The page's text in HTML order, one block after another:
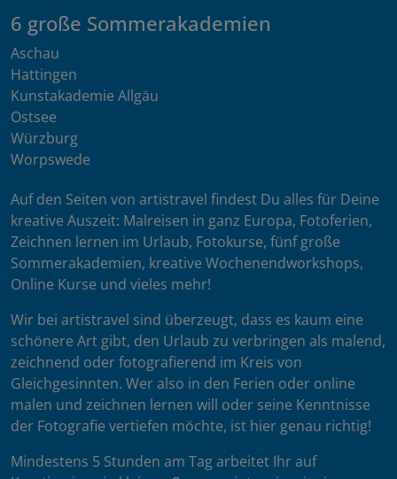
6 große Sommerakademien
Aschau
Hattingen
Kunstakademie Allgäu
Ostsee
Würzburg
Worpswede
Auf den Seiten von artistravel findest Du alles für Deine
kreative Auszeit: Malreisen in ganz Europa, Fotoferien,
Zeichnen lernen im Urlaub, Fotokurse, fünf große
Sommerakademien, kreative Wochenendworkshops,
Online Kurse und vieles mehr!
Wir bei artistravel sind überzeugt, dass es kaum eine
schönere Art gibt, den Urlaub zu verbringen als malend,
zeichnend oder fotografierend im Kreis von
Gleichgesinnten. Wer also in den Ferien oder online
malen und zeichnen lernen will oder seine Kenntnisse
der Fotografie vertiefen möchte, ist hier genau richtig!
Mindestens 5 Stunden am Tag arbeitet Ihr auf